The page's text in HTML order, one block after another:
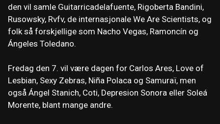
den vil samle Guitarricadelafuente, Rigoberta Bandini,
Rusowsky, Rvfv, de internasjonale We Are Scientists, og
folk så forskjellige som Nacho Vegas, Ramoncín og
Ángeles Toledano.
Fredag ​​den 7. vil være dagen for Carlos Ares, Love of
Lesbian, Sexy Zebras, Niña Polaca og Samuraï, men
også Ángel Stanich, Coti, Depresion Sonora eller Soleá
Morente, blant mange andre.